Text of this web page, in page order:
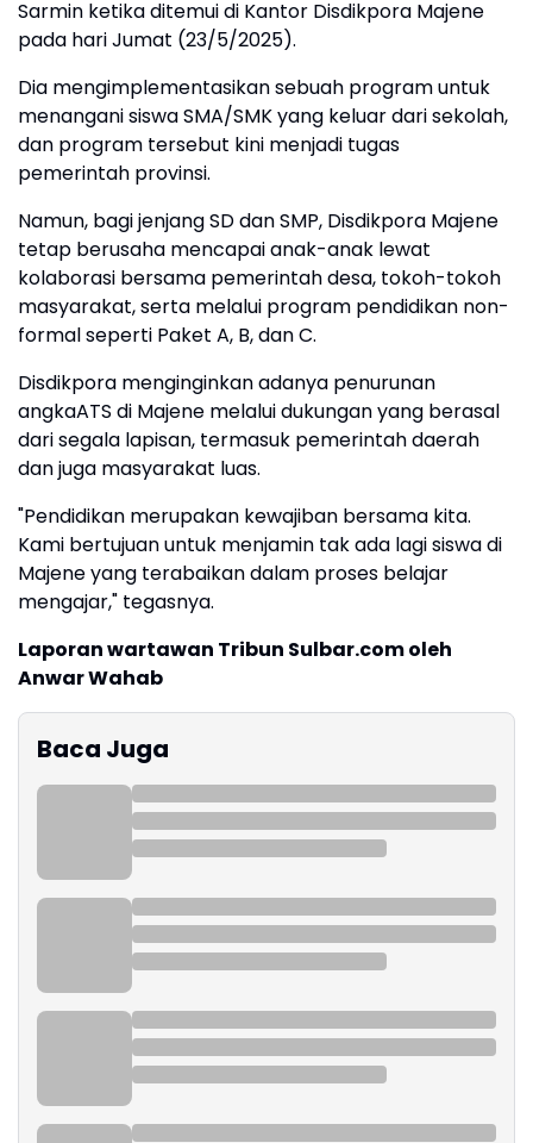
Sarmin ketika ditemui di Kantor Disdikpora Majene
pada hari Jumat (23/5/2025).
Dia mengimplementasikan sebuah program untuk
menangani siswa SMA/SMK yang keluar dari sekolah,
dan program tersebut kini menjadi tugas
pemerintah provinsi.
Namun, bagi jenjang SD dan SMP, Disdikpora Majene
tetap berusaha mencapai anak-anak lewat
kolaborasi bersama pemerintah desa, tokoh-tokoh
masyarakat, serta melalui program pendidikan non-
formal seperti Paket A, B, dan C.
Disdikpora menginginkan adanya penurunan
angkaATS di Majene melalui dukungan yang berasal
dari segala lapisan, termasuk pemerintah daerah
dan juga masyarakat luas.
"Pendidikan merupakan kewajiban bersama kita.
Kami bertujuan untuk menjamin tak ada lagi siswa di
Majene yang terabaikan dalam proses belajar
mengajar," tegasnya.
Laporan wartawan Tribun Sulbar.com oleh
Anwar Wahab
Baca Juga